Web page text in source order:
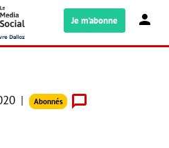
Je m'abonne
Abonnés